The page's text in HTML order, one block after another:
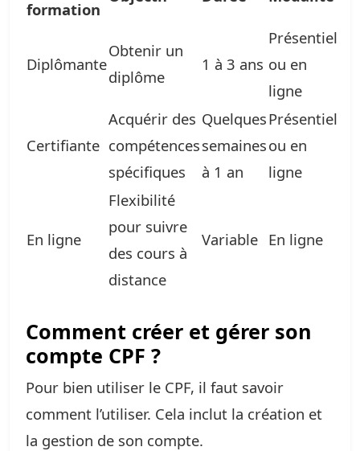
formation
Diplômante
Obtenir un
diplôme
1 à 3 ans
Présentiel
ou en
ligne
Certifiante
Acquérir des
compétences
spécifiques
Quelques
semaines
à 1 an
Présentiel
ou en
ligne
En ligne
Flexibilité
pour suivre
des cours à
distance
Variable En ligne
Comment créer et gérer son
compte CPF ?
Pour bien utiliser le CPF, il faut savoir
comment l’utiliser. Cela inclut la création et
la gestion de son compte.